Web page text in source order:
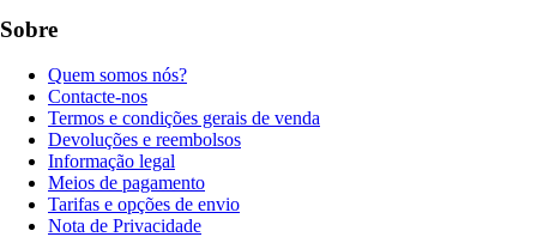
Sobre
Quem somos nós?
Contacte-nos
Termos e condições gerais de venda
Devoluções e reembolsos
Informação legal
Meios de pagamento
Tarifas e opções de envio
Nota de Privacidade